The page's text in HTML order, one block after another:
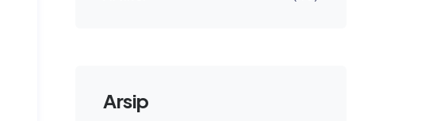
Arsip